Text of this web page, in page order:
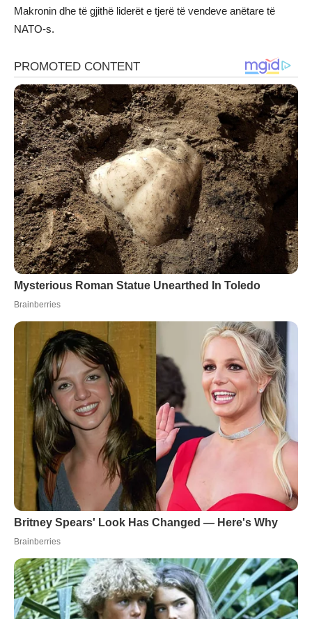
Makronin dhe të gjithë liderët e tjerë të vendeve anëtare të
NATO-s.